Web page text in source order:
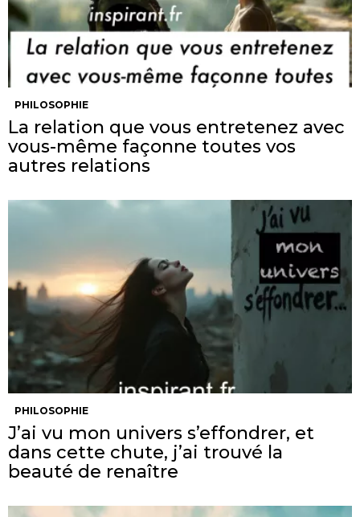
PHILOSOPHIE
La relation que vous entretenez avec
vous-même façonne toutes vos
autres relations
PHILOSOPHIE
J’ai vu mon univers s’effondrer, et
dans cette chute, j’ai trouvé la
beauté de renaître